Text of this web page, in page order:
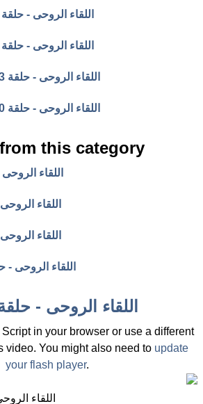
اللقاء الروحى - حلقة 2 نوفمبر 2011
اللقاء الروحى - حلقة 9 نوفمبر 2011
اللقاء الروحى - حلقة 23 نوفمبر 2011
اللقاء الروحى - حلقة 30 نوفمبر 2011
this category
اللقاء الروحى -
اللقاء الروحى -
اللقاء الروحى -
اللقاء الروحى - حلقة 28
اللقاء الروحى - حلقة 29 يونيو
in your browser or use a different
video. You might also need to update
your flash player.
اللقاء الروحى -